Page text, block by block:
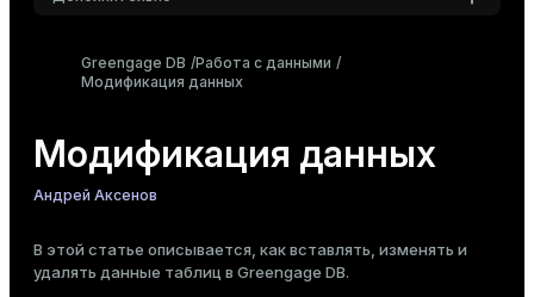
Изменение данных
Возврат данных из измененных строк
Шрифт
Greengage DB Работа с данными
Модификация данных
Модификация данных
Андрей Аксенов
В этой статье описывается, как вставлять, изменять и
удалять данные таблиц в Greengage DB.